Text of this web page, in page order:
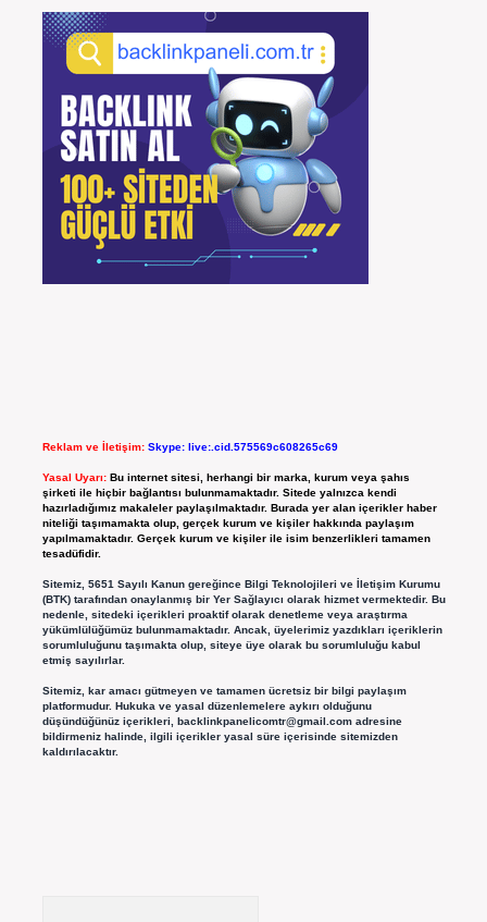
Reklam ve İletişim: Skype: live:.cid.575569c608265c69
Yasal Uyarı: Bu internet sitesi, herhangi bir marka, kurum veya şahıs
şirketi ile hiçbir bağlantısı bulunmamaktadır. Sitede yalnızca kendi
hazırladığımız makaleler paylaşılmaktadır. Burada yer alan içerikler haber
niteliği taşımamakta olup, gerçek kurum ve kişiler hakkında paylaşım
yapılmamaktadır. Gerçek kurum ve kişiler ile isim benzerlikleri tamamen
tesadüfidir.
Sitemiz, 5651 Sayılı Kanun gereğince Bilgi Teknolojileri ve İletişim Kurumu
(BTK) tarafından onaylanmış bir Yer Sağlayıcı olarak hizmet vermektedir. Bu
nedenle, sitedeki içerikleri proaktif olarak denetleme veya araştırma
yükümlülüğümüz bulunmamaktadır. Ancak, üyelerimiz yazdıkları içeriklerin
sorumluluğunu taşımakta olup, siteye üye olarak bu sorumluluğu kabul
etmiş sayılırlar.
Sitemiz, kar amacı gütmeyen ve tamamen ücretsiz bir bilgi paylaşım
platformudur. Hukuka ve yasal düzenlemelere aykırı olduğunu
düşündüğünüz içerikleri, backlinkpanelicomtr@gmail.comadresine
bildirmeniz halinde, ilgili içerikler yasal süre içerisinde sitemizden
kaldırılacaktır.